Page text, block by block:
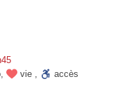
, vie ,
accès